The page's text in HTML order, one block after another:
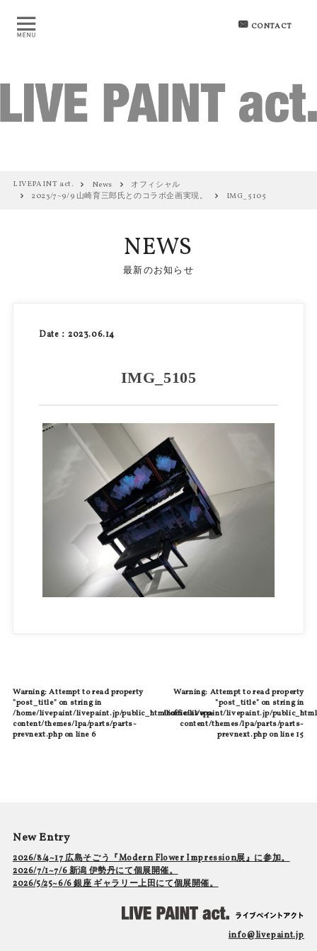
CONTACT
LIVEPAINT act. News
オフィシャル
2023/7~9/9 山崎育三郎氏とのコラボ企画実現。
IMG_5105
NEWS
最新のお知らせ
Date：2023.06.14
IMG_5105
Warning: Attempt to read property
"post_title" on string in
/home/livepaint/livepaint.jp/public_html/official/wp-
content/themes/lpa/parts/parts-
prevnext.phpon line 6
Warning: Attempt to read property
"post_title" on string in
/home/livepaint/livepaint.jp/
content/themes/lpa/parts/parts-
prevnext.phpon line15
New Entry
2026/8/4~17 広島そごう『Modern Flower Impression展』に参加。
2026/7/1~7/6 新潟 伊勢丹にて個展開催。
2026/5/25~6/6 銀座 ギャラリー上田にて個展開催。
info@livepaint.jp